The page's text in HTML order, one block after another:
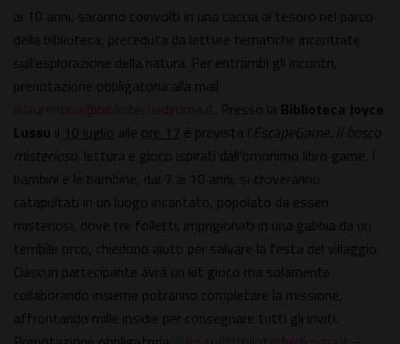
ai 10 anni, saranno coinvolti in una caccia al tesoro nel parco
della biblioteca, preceduta da letture tematiche incentrate
sull'esplorazione della natura. Per entrambi gli incontri,
prenotazione obbligatoria alla mail
ill.laurentina@bibliotechediroma.it. Presso la Biblioteca Joyce
Lussu il 10 luglio alle ore 17 è prevista l'EscapeGame. Il bosco
misterioso, lettura e gioco ispirati dall'omonimo libro game I
bambini e le bambine, dai 7 ai 10 anni, si troveranno
catapultati in un luogo incantato, popolato da esseri
misteriosi, dove tre folletti, imprigionati in una gabbia da un
terribile orco, chiedono aiuto per salvare la festa del villaggio.
Ciascun partecipante avrà un kit gioco ma solamente
collaborando insieme potranno completare la missione,
affrontando mille insidie per consegnare tutti gli inviti.